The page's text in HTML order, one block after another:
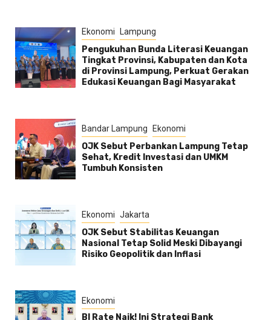
Ekonomi Lampung
Pengukuhan Bunda Literasi Keuangan
Tingkat Provinsi, Kabupaten dan Kota
di Provinsi Lampung, Perkuat Gerakan
Edukasi Keuangan Bagi Masyarakat
Bandar Lampung Ekonomi
OJK Sebut Perbankan Lampung Tetap
Sehat, Kredit Investasi dan UMKM
Tumbuh Konsisten
Ekonomi Jakarta
OJK Sebut Stabilitas Keuangan
Nasional Tetap Solid Meski Dibayangi
Risiko Geopolitik dan Inflasi
Ekonomi
BI Rate Naik! Ini Strategi Bank